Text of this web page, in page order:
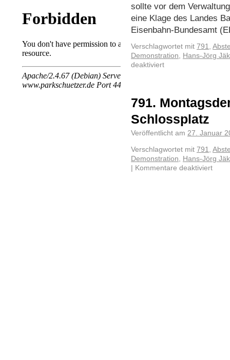
sollte vor dem
eine Klage des Landes
Eisenbahn-Bundesamt
Verschlagwortet mit 791,
Demonstration, Hans-Jörg
deaktiviert
791.
Schlossplatz
Veröffentlicht am 27. Januar
Verschlagwortet mit 791,
Demonstration, Hans-Jörg
Kommentare deaktiviert